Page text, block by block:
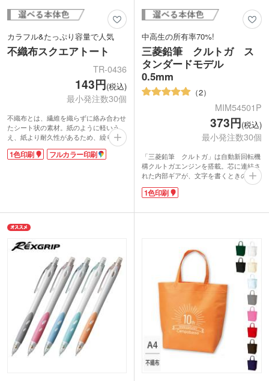
カラフル&たっぷり容量で人気
不織布スクエアトート
TR-0436
143円(税込)
最小発注数30個
不織布とは、繊維を織らずに絡み合わせ
たシート状の素材。紙のように軽いう
え、紙より耐久性があるため、繰り返し
使えるエコ素材として人気です。不織布
スクエアトートは、ゆとりのマチで収納
1色印刷 フルカラー印刷
中高生の所有率70%!
三菱鉛筆 クルトガ ス
タンダードモデル
0.5mm
2
MIM54501P
373円(税込)
最小発注数30個
「三菱鉛筆 クルトガ」は自動新回転機
構クルトガエンジンを搭載。芯に連結さ
れた内部ギアが、文字を書くときの筆圧
を利用して、上下に運動。書くたびに芯
を少しずつ回転させるクルトガエンジン
でも均等にとがった書きやすい芯の状態
きり見やすいノートや資料が書きあがり
小学校、中学校の卒業記念品に大変人気
があります。
1色印刷